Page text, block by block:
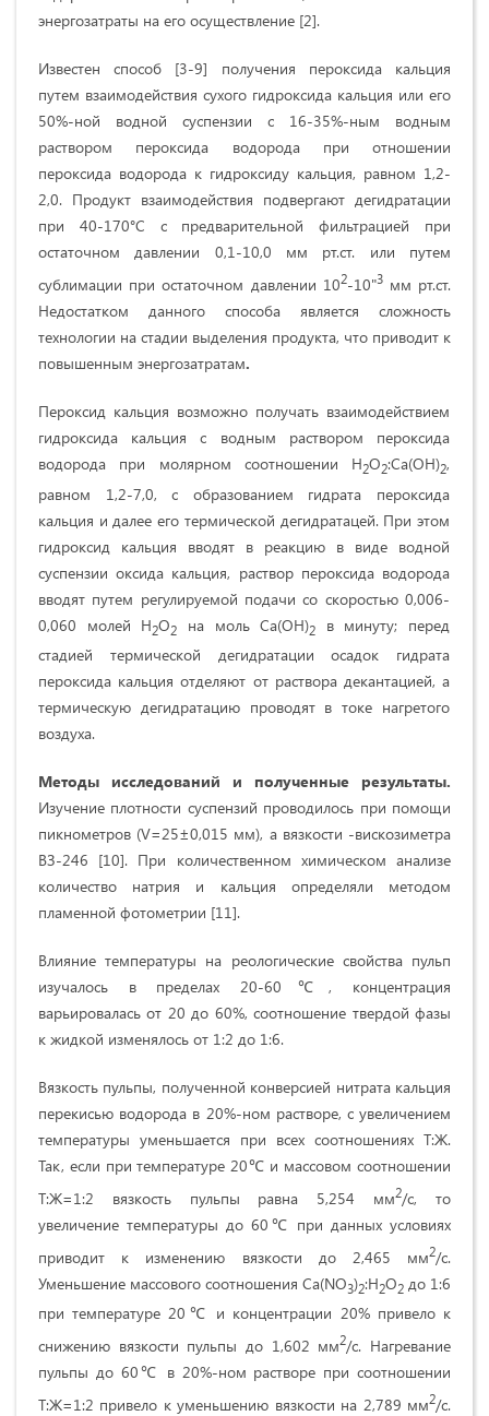
энергозатраты на его осуществление [2].
Известен способ [3-9] получения пероксида кальция
путем взаимодействия сухого гидроксида кальция или его
50%-ной водной суспензии с 16-35%-ным водным
раствором пероксида водорода при отношении
пероксида водорода к гидроксиду кальция, равном 1,2-
2,0. Продукт взаимодействия подвергают дегидратации
при 40-170°С с предварительной фильтрацией при
остаточном давлении 0,1-10,0 мм рт.ст. или путем
сублимации при остаточном давлении 102-10"3мм рт.ст.
Недостатком данного способа является сложность
технологии на стадии выделения продукта, что приводит к
повышенным энергозатратам.
Пероксид кальция возможно получать взаимодействием
гидроксида кальция с водным раствором пероксида
водорода при молярном соотношении Н2О2:Са(ОН)2,
равном 1,2-7,0, с образованием гидрата пероксида
кальция и далее его термической дегидратацей. При этом
гидроксид кальция вводят в реакцию в виде водной
суспензии оксида кальция, раствор пероксида водорода
вводят путем регулируемой подачи со скоростью 0,006-
0,060 молей Н2О2 на моль Са(ОН)2
в минуту; перед
стадией термической дегидратации осадок гидрата
пероксида кальция отделяют от раствора декантацией, а
термическую дегидратацию проводят в токе нагретого
воздуха.
Методы исследований и полученные результаты.
Изучение плотности суспензий проводилось при помощи
пикнометров (V=25±0,015 мм), а вязкости -вискозиметра
ВЗ-246 [10]. При количественном химическом анализе
количество натрия и кальция определяли методом
пламенной фотометрии [11].
Влияние температуры на реологические свойства пульп
изучалось в пределах 20-60℃, концентрация
варьировалась от 20 до 60%, соотношение твердой фазы
к жидкой изменялось от 1:2 до 1:6.
Вязкость пульпы, полученной конверсией нитрата кальция
перекисью водорода в 20%-ном растворе, с увеличением
температуры уменьшается при всех соотношениях Т:Ж.
Так, если при температуре 20℃ и массовом соотношении
Т:Ж=1:2 вязкость пульпы равна 5,254 мм2/с, то
увеличение температуры до 60℃ при данных условиях
приводит к изменению вязкости до 2,465 мм2/с.
Уменьшение массового соотношения Са(NO3)2:Н2О2 до 1:6
при температуре 20℃ и концентрации 20% привело к
снижению вязкости пульпы до 1,602 мм2/с. Нагревание
пульпы до 60℃ в 20%-ном растворе при соотношении
Т:Ж=1:2 привело к уменьшению вязкости на 2,789 мм2/с.